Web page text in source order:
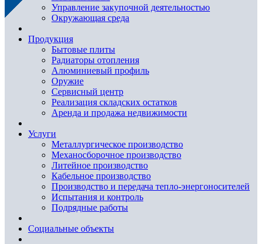
Управление закупочной деятельностью
Окружающая среда
Продукция
Бытовые плиты
Радиаторы отопления
Алюминиевый профиль
Оружие
Сервисный центр
Реализация складских остатков
Аренда и продажа недвижимости
Услуги
Металлургическое производство
Механосборочное производство
Литейное производство
Кабельное производство
Производство и передача тепло-энергоносителей
Испытания и контроль
Подрядные работы
Социальные объекты